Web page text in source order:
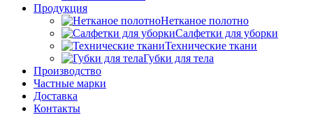
Продукция
Нетканое полотно
Салфетки для уборки
Технические ткани
Губки для тела
Производство
Частные марки
Доставка
Контакты